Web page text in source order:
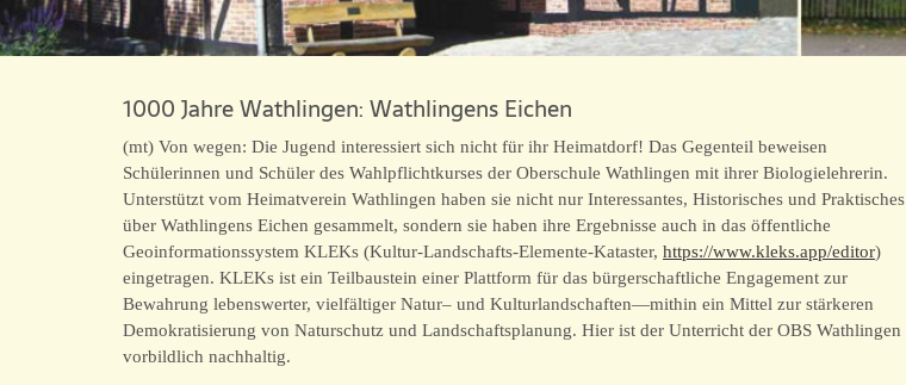
1000 Jahre Wathlingen: Wathlingens Eichen
(mt) Von wegen: Die Jugend interessiert sich nicht für ihr Heimatdorf! Das Gegenteil beweisen
Schülerinnen und Schüler des Wahlpflichtkurses der Oberschule Wathlingen mit ihrer Biologielehrerin.
Unterstützt vom Heimatverein Wathlingen haben sie nicht nur Interessantes, Historisches und Praktisches
über Wathlingens Eichen gesammelt, sondern sie haben ihre Ergebnisse auch in das öffentliche
Geoinformationssystem KLEKs (Kultur-Landschafts-Elemente-Kataster, https://www.kleks.app/editor)
eingetragen. KLEKs ist ein Teilbaustein einer Plattform für das bürgerschaftliche Engagement zur
Bewahrung lebenswerter, vielfältiger Natur– und Kulturlandschaften—mithin ein Mittel zur stärkeren
Demokratisierung von Naturschutz und Landschaftsplanung. Hier ist der Unterricht der OBS Wathlingen
vorbildlich nachhaltig.